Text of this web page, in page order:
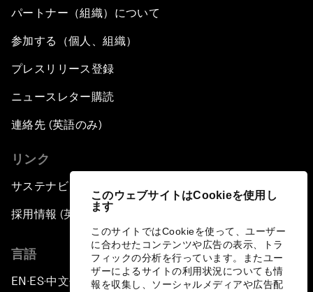
このウェブサイトはCookieを使用し
ます
このサイトではCookieを使って、ユーザー
に合わせたコンテンツや広告の表示、トラ
フィックの分析を行っています。またユー
ザーによるサイトの利用状況についても情
報を収集し、ソーシャルメディアや広告配
パートナー（組織）について
参加する（個人、組織）
プレスリリース登録
ニュースレター購読
連絡先 (英語のみ)
リンク
サステナビリティへの取り組み
採用情報 (英語のみ)
言語
EN ▪ES▪中文▪ 日本語